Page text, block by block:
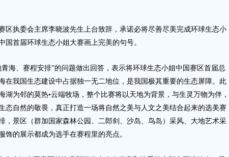
执委会主席李晓波先生上台致辞，承诺必将尽善尽美完成环球生态小
国首届环球生态小姐大赛画上完美的句号。
、赛程安排”的问题做出回答，表示将环球生态小姐中国赛区首届总
在我国生态建设中占据独一无二地位，是我国极其重要的生态屏障。此
湖为邻的莫热•云端牧场，整个比赛将以天地为背景，与生灵万物为伴，
态自然的敬畏，真正打造一场将自然之美与人文之美结合起来的选美赛
，景区（群加国家森林公园、二郎剑、沙岛、鸟岛）采风、大地艺术采
饰的展示都成为选手在赛程里的亮点。